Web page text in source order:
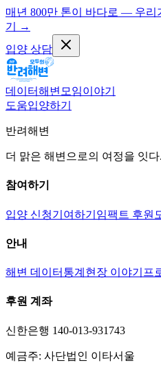
매년 800만 톤이 바다로 — 우리
기
→
입양 상담
데이터해변 모임이야기
도움입양하기
반려해변
더 맑은 해변으로의 여정을 잇다.
참여하기
입양 신청기여하기 임팩트 후원
안내
해변 데이터 통계 현장 이야기 프
후원 계좌
신한은행 140-013-931743
예금주: 사단법인 이타서울